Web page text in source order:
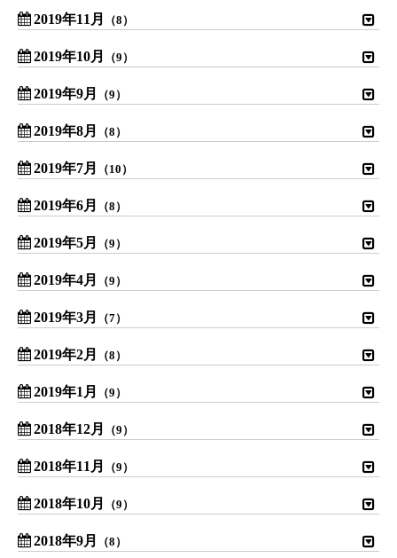
2019年11月 （8）
2019年10月 （9）
2019年9月 （9）
2019年8月 （8）
2019年7月 （10）
2019年6月 （8）
2019年5月 （9）
2019年4月 （9）
2019年3月 （7）
2019年2月 （8）
2019年1月 （9）
2018年12月 （9）
2018年11月 （9）
2018年10月 （9）
2018年9月 （8）